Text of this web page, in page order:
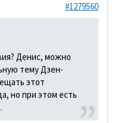
#1279560
Денис, можно
тему Дзен-
этот
но при этом есть